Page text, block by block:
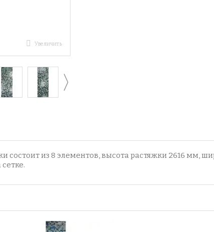
Увеличить
состоит из 8 элементов, высота растяжки 2616 мм,